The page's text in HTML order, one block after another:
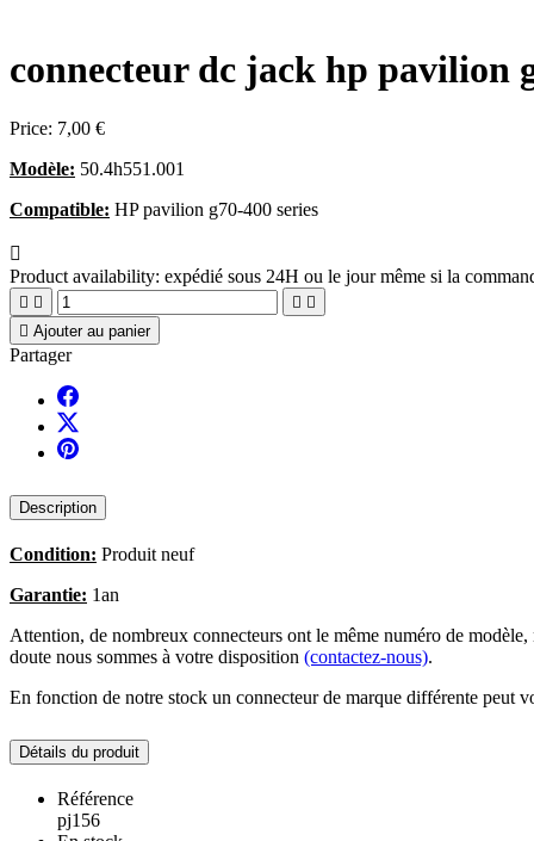
connecteur dc jack hp pavilion
Price: 7,00 €
Modèle: 50.4h551.001
Compatible: HP pavilion g70-400 series

Product availability: expédié sous 24H ou le jour même si la
   
 Ajouter au panier
Partager
Description
Condition: Produit neuf
Garantie: 1an
Attention, de nombreux connecteurs ont le même numéro de
doute nous sommes à votre disposition (contactez-nous).
En fonction de notre stock un connecteur de marque différente peut
Détails du produit
Référence
pj156